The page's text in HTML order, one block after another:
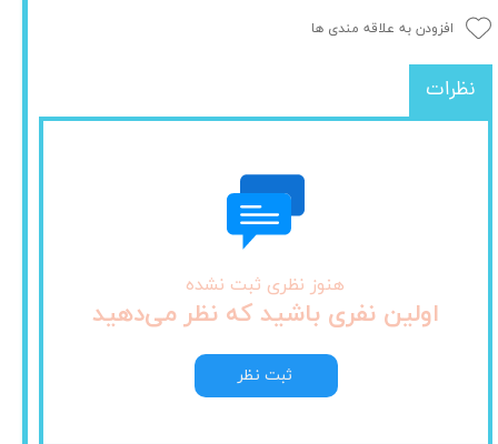
افزودن به علاقه مندی ها
نظرات
هنوز نظری ثبت نشده
اولین نفری باشید که نظر می‌دهید
ثبت نظر